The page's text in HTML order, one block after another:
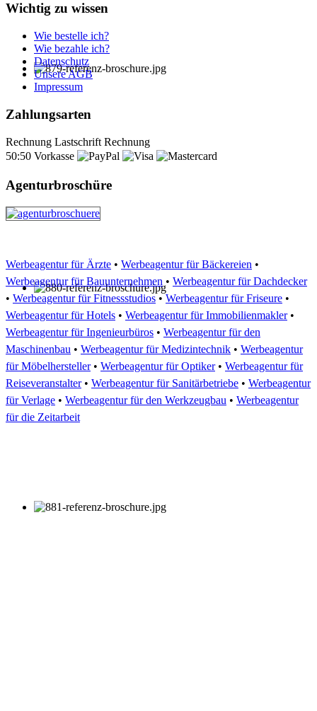
Wichtig zu wissen
Wie bestelle ich?
Wie bezahle ich?
Datenschutz
Unsere AGB
Impressum
Zahlungsarten
Rechnung Lastschrift Rechnung
50:50 Vorkasse
Agenturbroschüre
Werbeagentur für Ärzte • Werbeagentur für Bäckereien •
Werbeagentur für Bauunternehmen • Werbeagentur für Dachdecker
• Werbeagentur für Fitnessstudios • Werbeagentur für Friseure •
Werbeagentur für Hotels • Werbeagentur für Immobilienmakler•
Werbeagentur für Ingenieurbüros • Werbeagentur für den
Maschinenbau • Werbeagentur für Medizintechnik • Werbeagentur
für Möbelhersteller• Werbeagentur für Optiker• Werbeagentur für
Reiseveranstalter• Werbeagentur für Sanitärbetriebe • Werbeagentur
für Verlage • Werbeagentur für den Werkzeugbau • Werbeagentur
für die Zeitarbeit